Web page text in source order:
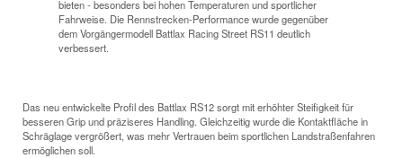
bieten - besonders bei hohen Temperaturen und sportlicher
Fahrweise. Die Rennstrecken-Performance wurde gegenüber
dem Vorgängermodell Battlax Racing Street RS11 deutlich
verbessert.
Das neu entwickelte Profil des Battlax RS12 sorgt mit erhöhter Steifigkeit für
besseren Grip und präziseres Handling. Gleichzeitig wurde die Kontaktfläche in
Schräglage vergrößert, was mehr Vertrauen beim sportlichen Landstraßenfahren
ermöglichen soll.